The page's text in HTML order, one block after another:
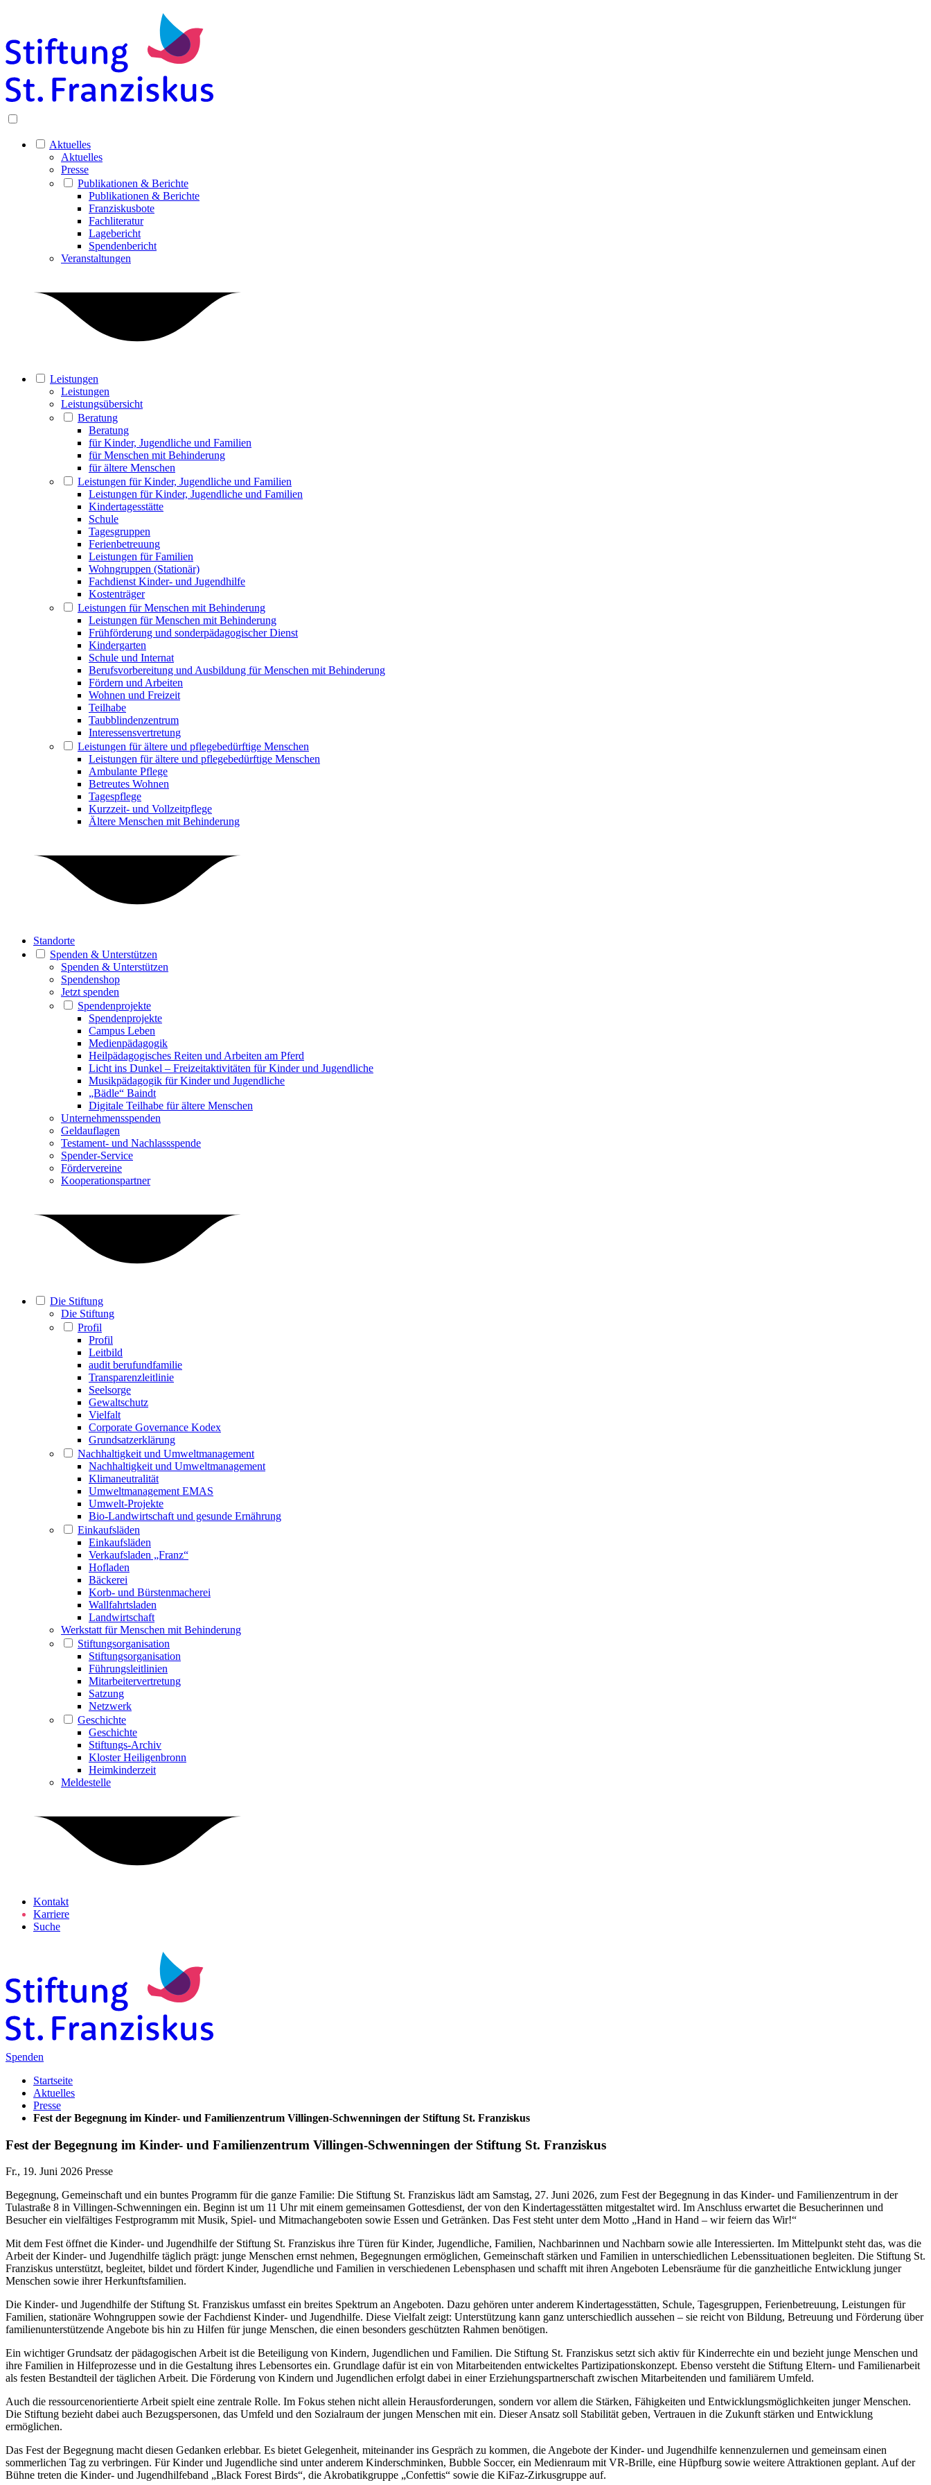
Aktuelles
Aktuelles
Presse
Publikationen & Berichte
Publikationen & Berichte
Franziskusbote
Fachliteratur
Lagebericht
Spendenbericht
Veranstaltungen
Leistungen
Leistungen
Leistungsübersicht
Beratung
Beratung
für Kinder, Jugendliche und Familien
für Menschen mit Behinderung
für ältere Menschen
Leistungen für Kinder, Jugendliche und Familien
Leistungen für Kinder, Jugendliche und Familien
Kindertagesstätte
Schule
Tagesgruppen
Ferienbetreuung
Leistungen für Familien
Wohngruppen (Stationär)
Fachdienst Kinder- und Jugendhilfe
Kostenträger
Leistungen für Menschen mit Behinderung
Leistungen für Menschen mit Behinderung
Frühförderung und sonderpädagogischer Dienst
Kindergarten
Schule und Internat
Berufsvorbereitung und Ausbildung für Menschen mit Behinderung
Fördern und Arbeiten
Wohnen und Freizeit
Teilhabe
Taubblindenzentrum
Interessensvertretung
Leistungen für ältere und pflegebedürftige Menschen
Leistungen für ältere und pflegebedürftige Menschen
Ambulante Pflege
Betreutes Wohnen
Tagespflege
Kurzzeit- und Vollzeitpflege
Ältere Menschen mit Behinderung
Standorte
Spenden & Unterstützen
Spenden & Unterstützen
Spendenshop
Jetzt spenden
Spendenprojekte
Spendenprojekte
Campus Leben
Medienpädagogik
Heilpädagogisches Reiten und Arbeiten am Pferd
Licht ins Dunkel – Freizeitaktivitäten für Kinder und Jugendliche
Musikpädagogik für Kinder und Jugendliche
„Bädle“ Baindt
Digitale Teilhabe für ältere Menschen
Unternehmensspenden
Geldauflagen
Testament- und Nachlassspende
Spender-Service
Fördervereine
Kooperationspartner
Die Stiftung
Die Stiftung
Profil
Profil
Leitbild
audit berufundfamilie
Transparenzleitlinie
Seelsorge
Gewaltschutz
Vielfalt
Corporate Governance Kodex
Grundsatzerklärung
Nachhaltigkeit und Umweltmanagement
Nachhaltigkeit und Umweltmanagement
Klimaneutralität
Umweltmanagement EMAS
Umwelt-Projekte
Bio-Landwirtschaft und gesunde Ernährung
Einkaufsläden
Einkaufsläden
Verkaufsladen „Franz“
Hofladen
Bäckerei
Korb- und Bürstenmacherei
Wallfahrtsladen
Landwirtschaft
Werkstatt für Menschen mit Behinderung
Stiftungsorganisation
Stiftungsorganisation
Führungsleitlinien
Mitarbeitervertretung
Satzung
Netzwerk
Geschichte
Geschichte
Stiftungs-Archiv
Kloster Heiligenbronn
Heimkinderzeit
Meldestelle
Kontakt
Karriere
Suche
Spenden
Startseite
Aktuelles
Presse
Fest der Begegnung im Kinder- und Familienzentrum Villingen-Schwenningen der Stiftung St. Franziskus
Fest der Begegnung im Kinder- und Familienzentrum Villingen-Schwenningen der Stiftung St. Franziskus
Fr., 19. Juni 2026 Presse
Begegnung, Gemeinschaft und ein buntes Programm für die ganze Familie: Die Stiftung St. Franziskus lädt am Samstag, 27. Juni 2026, zum Fest der Begegnung in das Kinder- und Familienzentrum in der
Tulastraße 8 in Villingen-Schwenningen ein. Beginn ist um 11 Uhr mit einem gemeinsamen Gottesdienst, der von den Kindertagesstätten mitgestaltet wird. Im Anschluss erwartet die Besucherinnen und
Besucher ein vielfältiges Festprogramm mit Musik, Spiel- und Mitmachangeboten sowie Essen und Getränken. Das Fest steht unter dem Motto „Hand in Hand – wir feiern das Wir!“
Mit dem Fest öffnet die Kinder- und Jugendhilfe der Stiftung St. Franziskus ihre Türen für Kinder, Jugendliche, Familien, Nachbarinnen und Nachbarn sowie alle Interessierten. Im Mittelpunkt steht das, was die
Arbeit der Kinder- und Jugendhilfe täglich prägt: junge Menschen ernst nehmen, Begegnungen ermöglichen, Gemeinschaft stärken und Familien in unterschiedlichen Lebenssituationen begleiten. Die Stiftung St.
Franziskus unterstützt, begleitet, bildet und fördert Kinder, Jugendliche und Familien in verschiedenen Lebensphasen und schafft mit ihren Angeboten Lebensräume für die ganzheitliche Entwicklung junger
Menschen sowie ihrer Herkunftsfamilien.
Die Kinder- und Jugendhilfe der Stiftung St. Franziskus umfasst ein breites Spektrum an Angeboten. Dazu gehören unter anderem Kindertagesstätten, Schule, Tagesgruppen, Ferienbetreuung, Leistungen für
Familien, stationäre Wohngruppen sowie der Fachdienst Kinder- und Jugendhilfe. Diese Vielfalt zeigt: Unterstützung kann ganz unterschiedlich aussehen – sie reicht von Bildung, Betreuung und Förderung über
familienunterstützende Angebote bis hin zu Hilfen für junge Menschen, die einen besonders geschützten Rahmen benötigen.
Ein wichtiger Grundsatz der pädagogischen Arbeit ist die Beteiligung von Kindern, Jugendlichen und Familien. Die Stiftung St. Franziskus setzt sich aktiv für Kinderrechte ein und bezieht junge Menschen und
ihre Familien in Hilfeprozesse und in die Gestaltung ihres Lebensortes ein. Grundlage dafür ist ein von Mitarbeitenden entwickeltes Partizipationskonzept. Ebenso versteht die Stiftung Eltern- und Familienarbeit
als festen Bestandteil der täglichen Arbeit. Die Förderung von Kindern und Jugendlichen erfolgt dabei in einer Erziehungspartnerschaft zwischen Mitarbeitenden und familiärem Umfeld.
Auch die ressourcenorientierte Arbeit spielt eine zentrale Rolle. Im Fokus stehen nicht allein Herausforderungen, sondern vor allem die Stärken, Fähigkeiten und Entwicklungsmöglichkeiten junger Menschen.
Die Stiftung bezieht dabei auch Bezugspersonen, das Umfeld und den Sozialraum der jungen Menschen mit ein. Dieser Ansatz soll Stabilität geben, Vertrauen in die Zukunft stärken und Entwicklung
ermöglichen.
Das Fest der Begegnung macht diesen Gedanken erlebbar. Es bietet Gelegenheit, miteinander ins Gespräch zu kommen, die Angebote der Kinder- und Jugendhilfe kennenzulernen und gemeinsam einen
sommerlichen Tag zu verbringen. Für Kinder und Jugendliche sind unter anderem Kinderschminken, Bubble Soccer, ein Medienraum mit VR-Brille, eine Hüpfburg sowie weitere Attraktionen geplant. Auf der
Bühne treten die Kinder- und Jugendhilfeband „Black Forest Birds“, die Akrobatikgruppe „Confettis“ sowie die KiFaz-Zirkusgruppe auf.